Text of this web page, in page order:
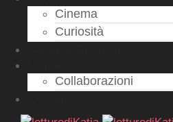
Cinema
Curiosità
Collaborazioni